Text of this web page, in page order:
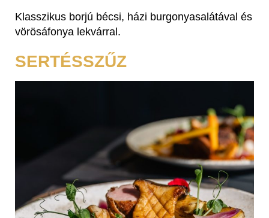
Klasszikus borjú bécsi, házi burgonyasalátával és
vörösáfonya lekvárral.
SERTÉSSZŰZ